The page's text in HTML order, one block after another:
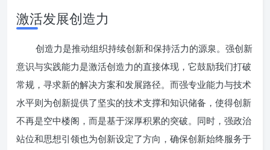
激活发展创造力
创造力是推动组织持续创新和保持活力的源泉。强创新
意识与实践能力是激活创造力的直接体现，它鼓励我们打破
常规，寻求新的解决方案和发展路径。而强专业能力与技术
水平则为创新提供了坚实的技术支撑和知识储备，使得创新
不再是空中楼阁，而是基于深厚积累的突破。同时，强政治
站位和思想引领也为创新设定了方向，确保创新始终服务于